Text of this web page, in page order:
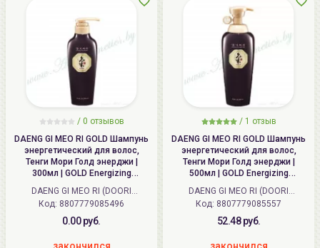
/ 0 отзывов
DAENG GI MEO RI GOLD Шампунь
энергетический для волос,
Тенги Мори Голд энерджи |
300мл | GOLD Energizing
DAENG GI MEO RI (DOORI
Cosmetics) (Корея)
Код: 8807779085496
0.00 руб.
/ 1 отзыв
DAENG GI MEO RI GOLD Шампунь
энергетический для волос,
Тенги Мори Голд энерджи |
500мл | GOLD Energizing
DAENG GI MEO RI (DOORI
Cosmetics) (Корея)
Код: 8807779085557
52.48 руб.